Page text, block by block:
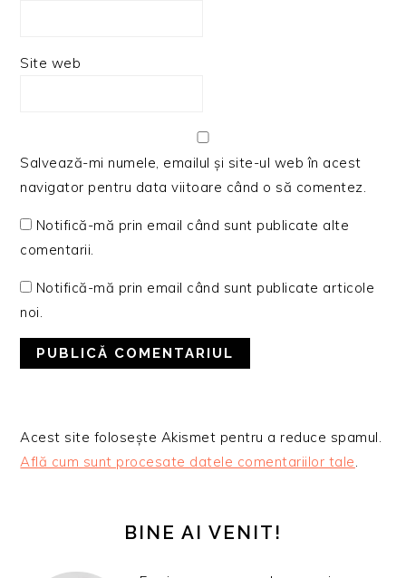
Site web
Salvează-mi numele, emailul și site-ul web în acest
navigator pentru data viitoare când o să comentez.
Notifică-mă prin email când sunt publicate alte
comentarii.
Notifică-mă prin email când sunt publicate articole
noi.
Acest site folosește Akismet pentru a reduce spamul.
Află cum sunt procesate datele comentariilor tale.
PRINCIPALĂBINE AI VENIT!